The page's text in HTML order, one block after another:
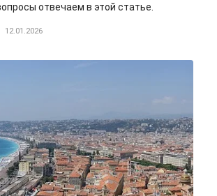
отвечаем в этой статье.
12.01.2026